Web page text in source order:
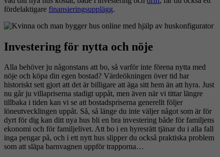
fördelaktigare finansieringsupplägg.
Investering för nytta och nöje
Alla behöver ju någonstans att bo, så varför inte förena nytta med
nöje och köpa din egen bostad? Värdeökningen över tid har
historiskt sett gjort att det är billigare att äga sitt hem än att hyra. Just
nu går ju villapriserna stadigt uppåt, men även när vi tittar längre
tillbaka i tiden kan vi se att bostadspriserna generellt följer
löneutvecklingen uppåt. Så, så länge du inte väljer något som är för
dyrt för dig kan ditt nya hus bli en bra investering både för familjens
ekonomi och för familjelivet. Att bo i en hyresrätt tjänar du i alla fall
inga pengar på, och i ett nytt hus slipper du också praktiska problem
som att släpa barnvagnen uppför trapporna…